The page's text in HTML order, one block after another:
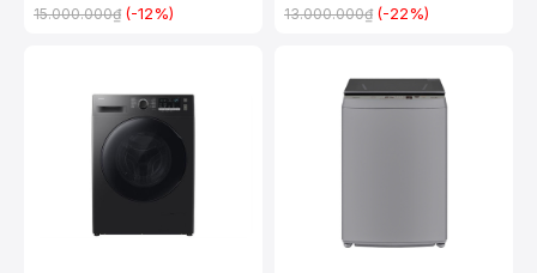
15.000.000₫ (-12%) 13.000.000₫ (-22%)